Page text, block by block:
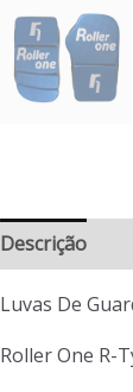
Descrição
Luvas De
Roller One R-